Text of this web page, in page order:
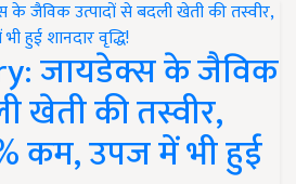
जायडेक्स के जैविक
खेती की तस्वीर,
कम, उपज में भी हुई